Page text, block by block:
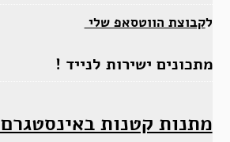
לקבוצת הווטסאפ שלי
מתכונים ישירות לנייד !
מתנות קטנות באינסטגרם